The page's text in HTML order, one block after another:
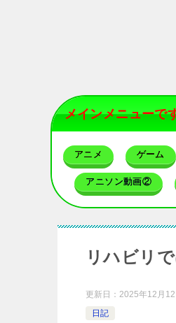
メインメニューで
アニメ ゲーム
アニソン動画②
リハビリ
更新日： 2025年12月12
日記